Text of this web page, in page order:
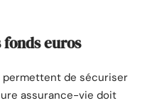
euros
permettent de sécuriser
assurance-vie doit